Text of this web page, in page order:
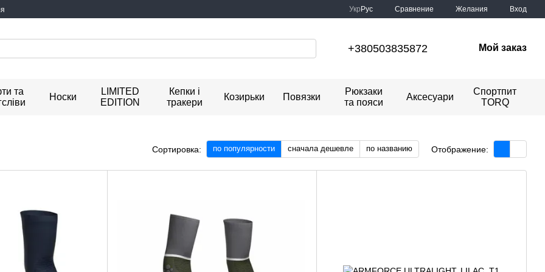
Укр Рус Сравнение Желания Вход
+380503835872 Мой заказ
та
Носки
LIMITED
EDITION
Кепки і
тракери
Козирьки Повязки
Рюкзаки
та пояси
Аксесуари
Спортпит
TORQ
Сортировка: по популярности сначала дешевле по названию Отображение: